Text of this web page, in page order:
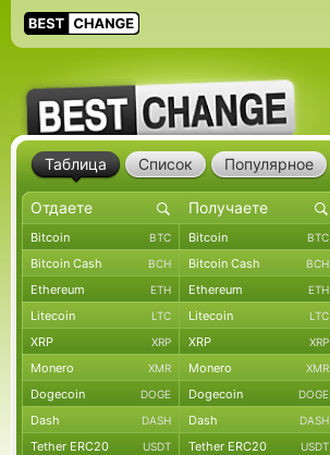
Таблица Список Популярное
Bitcoin BTC Bitcoin BTC
Bitcoin Cash BCH Bitcoin Cash BCH
Ethereum ETH Ethereum ETH
Litecoin LTC Litecoin LTC
XRP XRP XRP XRP
Monero XMR Monero XMR
Dogecoin DOGE Dogecoin DOGE
Dash DASH Dash DASH
Tether ERC20 USDT Tether ERC20 USDT